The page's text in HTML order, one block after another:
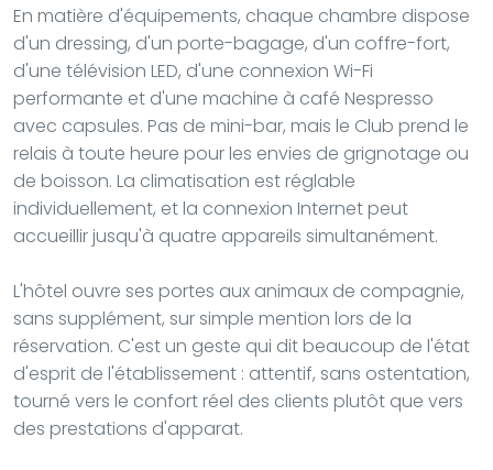
En matière d'équipements, chaque chambre dispose
d'un dressing, d'un porte-bagage, d'un coffre-fort,
d'une télévision LED, d'une connexion Wi-Fi
performante et d'une machine à café Nespresso
avec capsules. Pas de mini-bar, mais le Club prend le
relais à toute heure pour les envies de grignotage ou
de boisson. La climatisation est réglable
individuellement, et la connexion Internet peut
accueillir jusqu'à quatre appareils simultanément.
L'hôtel ouvre ses portes aux animaux de compagnie,
sans supplément, sur simple mention lors de la
réservation. C'est un geste qui dit beaucoup de l'état
d'esprit de l'établissement : attentif, sans ostentation,
tourné vers le confort réel des clients plutôt que vers
des prestations d'apparat.